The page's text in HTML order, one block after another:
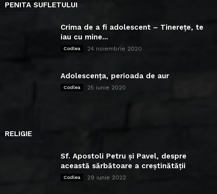
PENITA SUFLETULUI
Crima de a fi adolescent – Tinerețe, te
iau cu mine...
Codlea 24 noiembrie 2020
Adolescența, perioada de aur
Codlea 25 iunie 2020
RELIGIE
Sf. Apostoli Petru și Pavel, despre
această sărbătoare a creștinătății
Codlea 29 iunie 2022